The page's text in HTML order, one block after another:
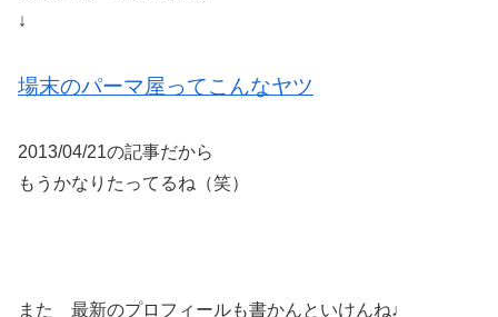
↓
場末のパーマ屋ってこんなヤツ
2013/04/21の記事だから
もうかなりたってるね（笑）
また 最新のプロフィールも書かんといけんね♩